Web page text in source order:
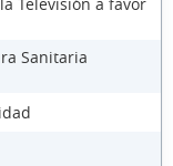
Televisión a favor
Sanitaria